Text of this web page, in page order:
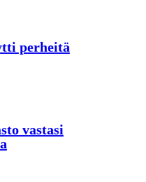
perheitä
vastasi